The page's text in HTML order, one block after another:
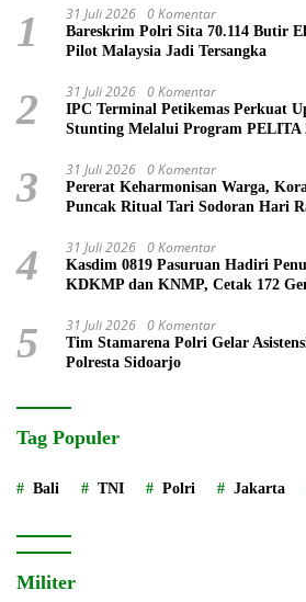
1 31 Juli 2026 0 Komentar
Bareskrim Polri Sita 70.114 Butir
Pilot Malaysia Jadi Tersangka
2 31 Juli 2026 0 Komentar
IPC Terminal Petikemas Perkuat
Stunting Melalui Program PELITA
3 31 Juli 2026 0 Komentar
Pererat Keharmonisan Warga,
Puncak Ritual Tari Sodoran Hari
4 31 Juli 2026 0 Komentar
Kasdim 0819 Pasuruan Hadiri
KDKMP dan KNMP, Cetak 172
5 31 Juli 2026 0 Komentar
Tim Stamarena Polri Gelar
Polresta Sidoarjo
Tag Populer
Bali TNI Polri Jakarta
Militer